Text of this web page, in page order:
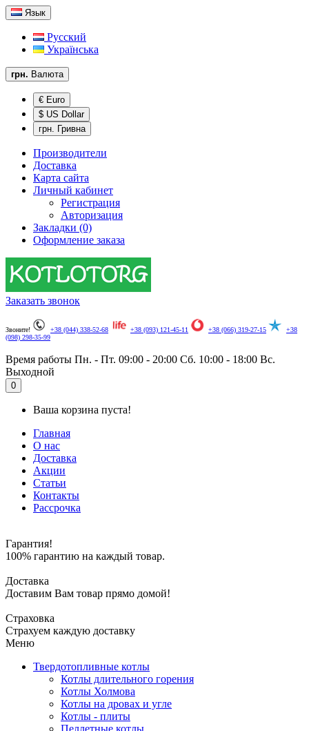
Язык
Русский
Українська
грн. Валюта
€ Euro
$ US Dollar
грн. Гривна
Производители
Доставка
Карта сайта
Личный кабинет
Регистрация
Авторизация
Закладки (0)
Оформление заказа
Заказать звонок
Звоните! +38 (044) 338-52-68 +38 (093) 121-45-11 +38 (066) 319-27-15
+38
(098) 298-35-99
Время работы Пн. - Пт. 09:00 - 20:00 Сб. 10:00 - 18:00 Вс.
Выходной
0
Ваша корзина пуста!
Главная
О нас
Доставка
Акции
Статьи
Контакты
Рассрочка
Гарантия!
100% гарантию на каждый товар.
Доставка
Доставим Вам товар прямо домой!
Страховка
Страхуем каждую доставку
Меню
Твердотопливные котлы
Котлы длительного горения
Котлы Холмова
Котлы на дровах и угле
Котлы - плиты
Пеллетные котлы